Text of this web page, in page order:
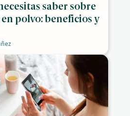
saber sobre
polvo: beneficios y